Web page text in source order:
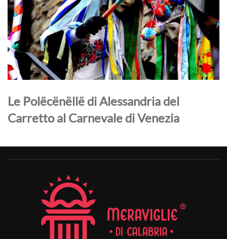
Le Polëcënëllë di Alessandria del
Carretto al Carnevale di Venezia